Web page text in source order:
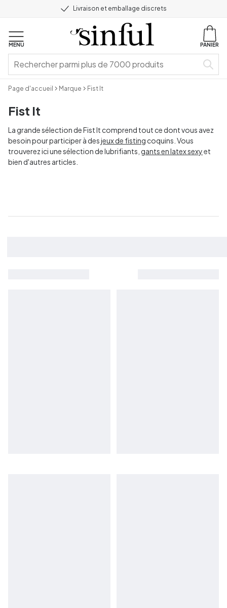
Livraison et emballage discrets
MENU PANIER
Page d'accueil Marque Fist It
Fist It
La grande sélection de Fist It comprend tout ce dont vous avez
besoin pour participer à desjeux de fisting coquins. Vous
trouverez ici une sélection de lubrifiants, gants en latex sexyet
bien d'autres articles.